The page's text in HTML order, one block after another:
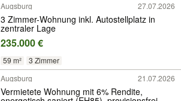
Augsburg 27.07.2026
3 Zimmer-Wohnung inkl. Autostellplatz in
zentraler Lage
235.000 €
59 m²
3 Zimmer
Augsburg
21.07.2026
Vermietete Wohnung mit 6% Rendite,